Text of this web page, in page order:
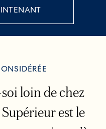
loin de chez
est le